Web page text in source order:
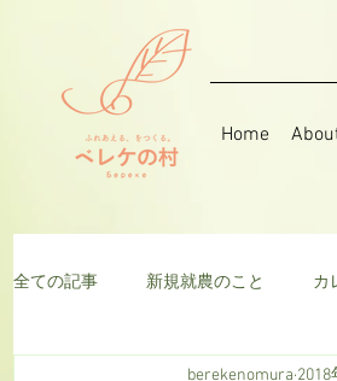
Home
全ての記事 新規就農のこと カ
berekenomura 2018